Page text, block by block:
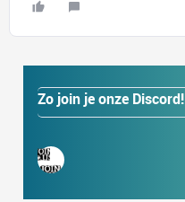
Zo join je onze Discord!